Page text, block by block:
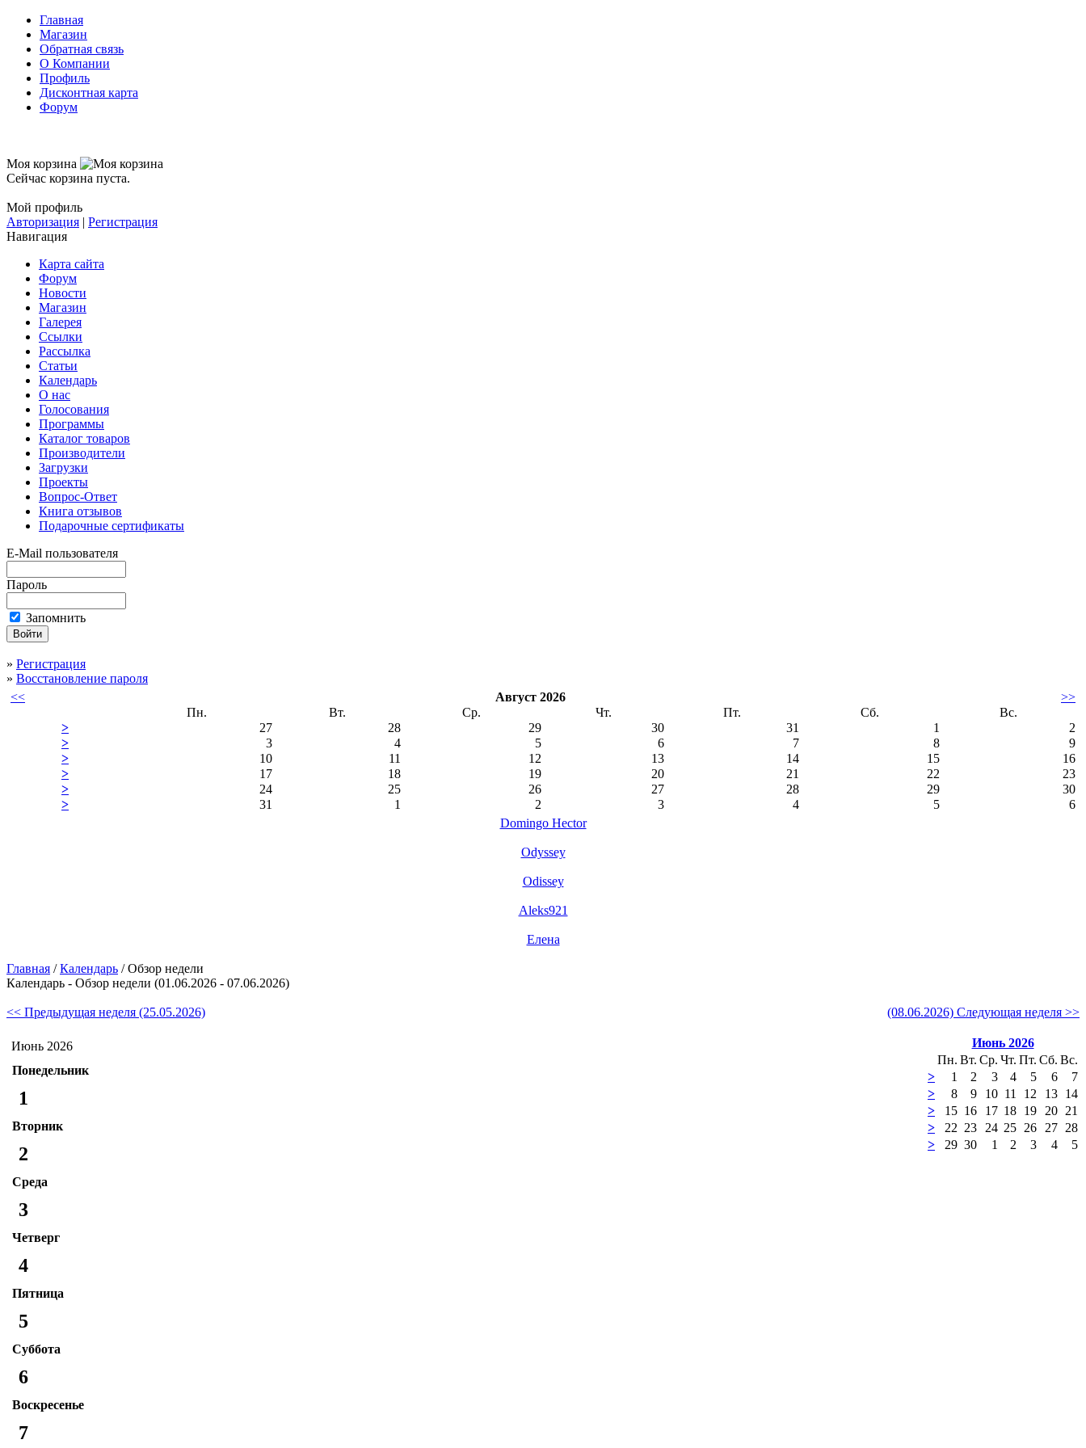
Главная
Магазин
Обратная связь
О Компании
Профиль
Дисконтная карта
Форум
Моя корзина
Сейчас корзина пуста.
Мой профиль
Авторизация | Регистрация
Навигация
Карта сайта
Форум
Новости
Магазин
Галерея
Ссылки
Рассылка
Статьи
Календарь
О нас
Голосования
Программы
Каталог товаров
Производители
Загрузки
Проекты
Вопрос-Ответ
Книга отзывов
Подарочные сертификаты
E-Mail пользователя
Пароль
Запомнить
» Регистрация
» Восстановление пароля
<<
Август 2026
>>
Пн.
Вт. Ср. Чт. Пт. Сб.
Вс.
>
27 28 29 30 31 1
2
>
3 4 5 6 7 8
9
>
10 11 12 13 14 15
16
>
17 18 19 20 21 22
23
>
24 25 26 27 28 29
30
>
31 1 2 3 4 5
6
Domingo Hector
Odyssey
Odissey
Aleks921
Елена
Главная /Календарь / Обзор недели
Календарь - Обзор недели (01.06.2026 - 07.06.2026)
<< Предыдущая неделя (25.05.2026) (08.06.2026) Следующая неделя >>
Июнь 2026
Понедельник
1
Вторник
2
Среда
3
Четверг
4
Пятница
5
Суббота
6
Воскресенье
7
Июнь 2026
Пн. Вт. Ср. Чт. Пт. Сб. Вс.
>
1 2 3 4 5 6
7
>
8 9 10 11 12 13 14
>
15 16 17 18 19 20 21
>
22 23 24 25 26 27 28
>
29 30 1 2 3 4 5